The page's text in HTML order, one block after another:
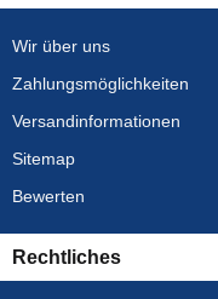
Wir über uns
Zahlungsmöglichkeiten
Versandinformationen
Sitemap
Bewerten
Rechtliches